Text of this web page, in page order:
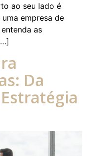
ao seu lado é
empresa de
as
Da